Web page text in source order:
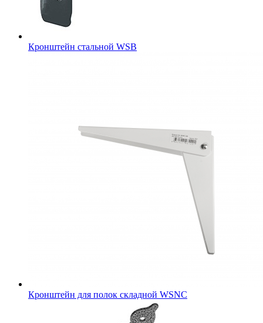
Кронштейн стальной WSB
Кронштейн для полок складной WSNC